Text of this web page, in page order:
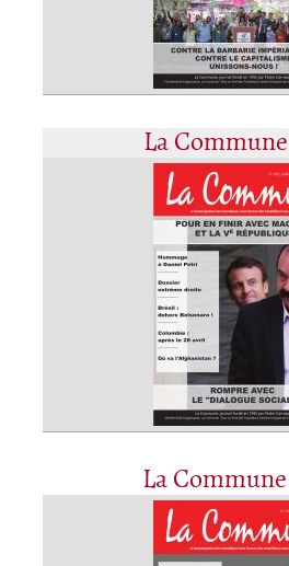
La Commune
La Commune